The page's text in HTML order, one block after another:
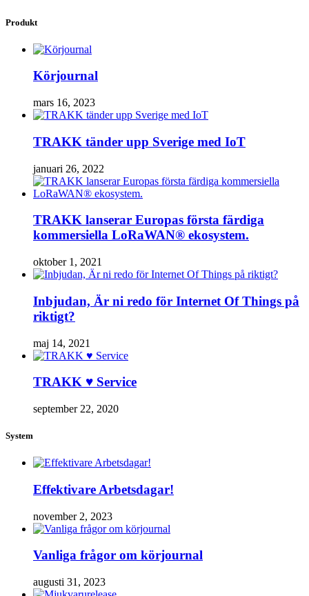
Produkt
Körjournal
mars 16, 2023
TRAKK tänder upp Sverige med IoT
januari 26, 2022
TRAKK lanserar Europas första färdiga
kommersiella LoRaWAN® ekosystem.
oktober 1, 2021
Inbjudan, Är ni redo för Internet Of Things på
riktigt?
maj 14, 2021
TRAKK ♥ Service
september 22, 2020
System
Effektivare Arbetsdagar!
november 2, 2023
Vanliga frågor om körjournal
augusti 31, 2023